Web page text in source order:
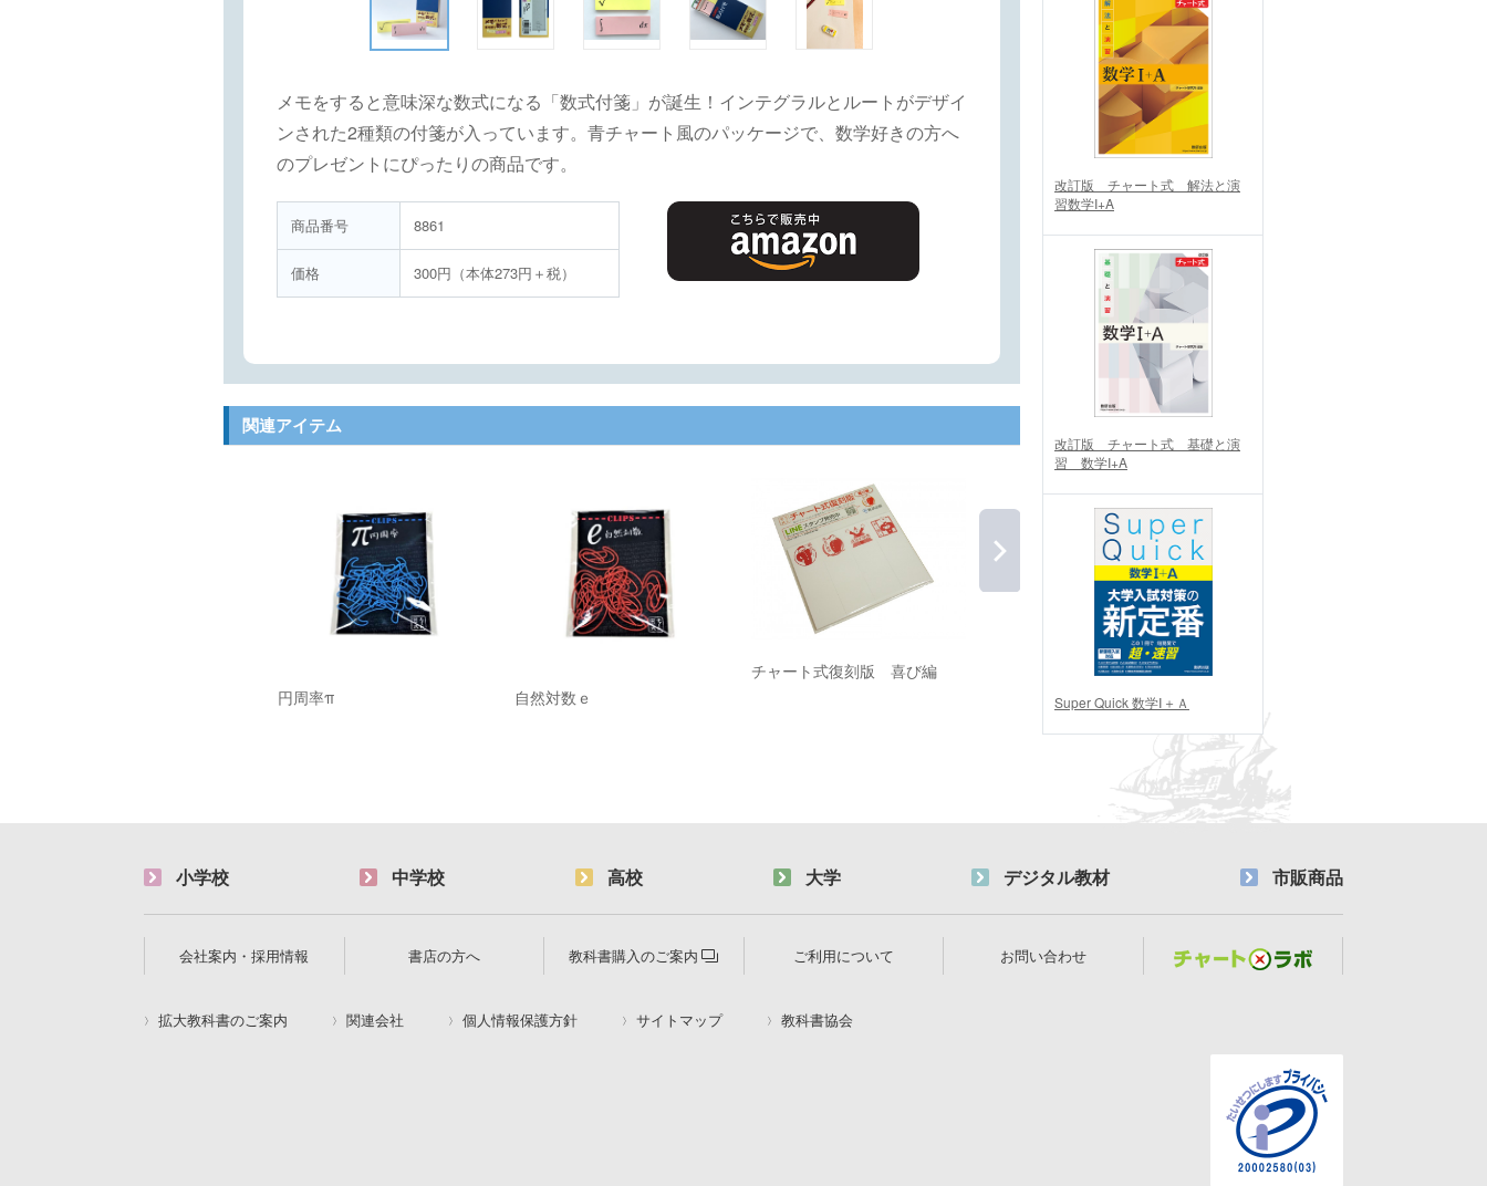
メモをすると意味深な数式になる「数式付箋」が誕生！インテグラルとルートがデザイ
ンされた2種類の付箋が入っています。青チャート風のパッケージで、数学好きの方へ
のプレゼントにぴったりの商品です。
商品番号 8861
価格 300円（本体273円＋税）
関連アイテム
円周率π 自然対数ｅ
チャート式復刻版 喜び編 チャート式復刻版 嘆き編
改訂版 チャート式 解法と演
習数学I+A
改訂版 チャート式 基礎と演
習 数学I+A
Super Quick 数学Ⅰ＋Ａ
小学校 中学校 高校 大学 デジタル教材 市販商品
会社案内・採用情報 書店の方へ 教科書購入のご案内 ご利用について お問い合わせ
拡大教科書のご案内 関連会社 個人情報保護方針 サイトマップ 教科書協会